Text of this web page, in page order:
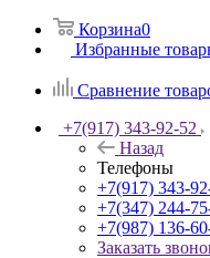
Корзина0
Избранные
Сравнение
+7(917) 343-92-52
Назад
Телефоны
+7(917) 343-
+7(347) 244-
+7(987) 136-
Заказать